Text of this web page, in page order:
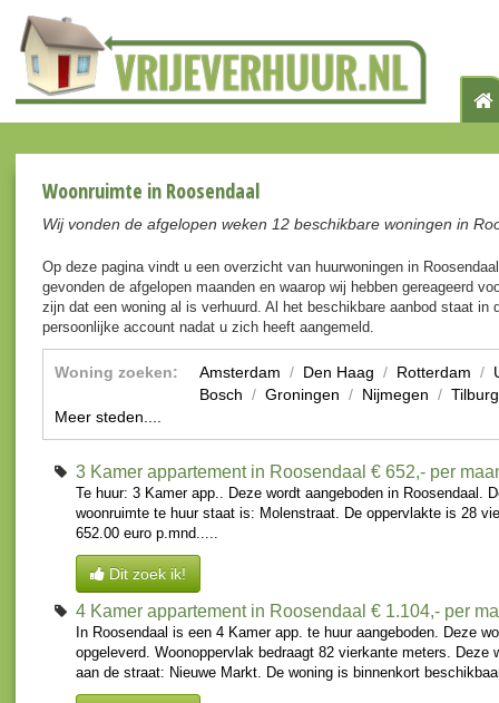
Woonruimte in Roosendaal
Wij vonden de afgelopen weken 12 beschikbare woningen in
Op deze pagina vindt u een overzicht van huurwoningen in
gevonden de afgelopen maanden en waarop wij hebben gereageerd
zijn dat een woning al is verhuurd. Al het beschikbare aanbod staat in
persoonlijke account nadat u zich heeft aangemeld.
Woning zoeken: Amsterdam / Den Haag / Rotterdam /
Bosch / Groningen / Nijmegen / Tilburg
Meer steden....
3 Kamer appartement in Roosendaal € 652,- per
Te huur: 3 Kamer app.. Deze wordt aangeboden in Roosendaal.
woonruimte te huur staat is: Molenstraat. De oppervlakte is 28
652.00 euro p.mnd.....
Dit zoek ik!
4 Kamer appartement in Roosendaal € 1.104,- per
In Roosendaal is een 4 Kamer app. te huur aangeboden. Deze
opgeleverd. Woonoppervlak bedraagt 82 vierkante meters. Deze
aan de straat: Nieuwe Markt. De woning is binnenkort